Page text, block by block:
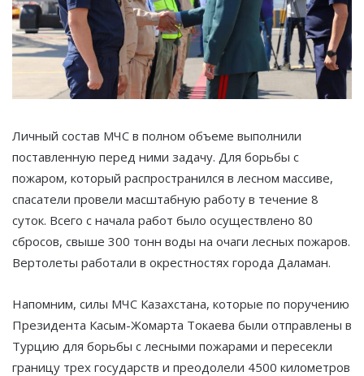
Личный состав МЧС в полном объеме выполнили
поставленную перед ними задачу. Для борьбы с
пожаром, который распространился в лесном массиве,
спасатели провели масштабную работу в течение 8
суток. Всего с начала работ было осуществлено 80
сбросов, свыше 300 тонн воды на очаги лесных пожаров.
Вертолеты работали в окрестностях города Даламан.
Напомним, силы МЧС Казахстана, которые по поручению
Президента Касым-Жомарта Токаева были отправлены в
Турцию для борьбы с лесными пожарами и пересекли
границу трех государств и преодолели 4500 километров